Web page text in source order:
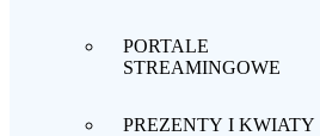
PORTALE
STREAMINGOWE
PREZENTY I KWIATY